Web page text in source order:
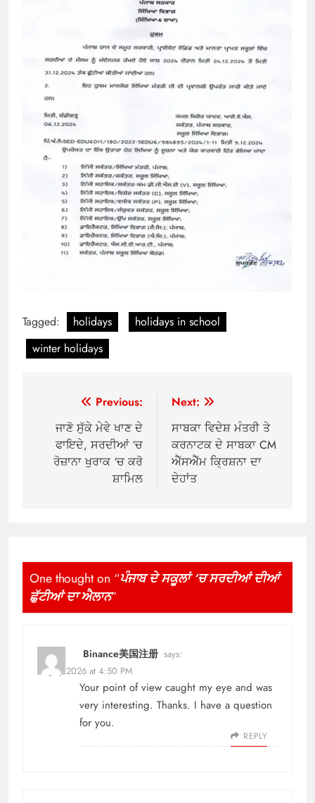
Tagged: holidays
holidays in school
winter holidays
navigation
Previous:
ਜਾਣੋ ਸੁੱਕੇ ਮੇਵੇ ਖਾਣ ਦੇ
ਫਾਇਦੇ, ਸਰਦੀਆਂ ‘ਚ
ਰੋਜ਼ਾਨਾ ਖੁਰਾਕ ‘ਚ ਕਰੋ
ਸ਼ਾਮਿਲ
Next:
ਸਾਬਕਾ ਵਿਦੇਸ਼ ਮੰਤਰੀ ਤੇ
ਕਰਨਾਟਕ ਦੇ ਸਾਬਕਾ CM
ਐੱਸਐੱਮ ਕ੍ਰਿਸ਼ਨਾ ਦਾ
ਦੇਹਾਂਤ
One thought on “ਪੰਜਾਬ ਦੇ ਸਕੂਲਾਂ ‘ਚ ਸਰਦੀਆਂ ਦੀਆਂ
ਛੁੱਟੀਆਂ ਦਾ ਐਲਾਨ”
Binance美国注册 says:
27 July 2026 at 4:50 PM
Your point of view caught my eye and was
very interesting. Thanks. I have a question
for you.
REPLY